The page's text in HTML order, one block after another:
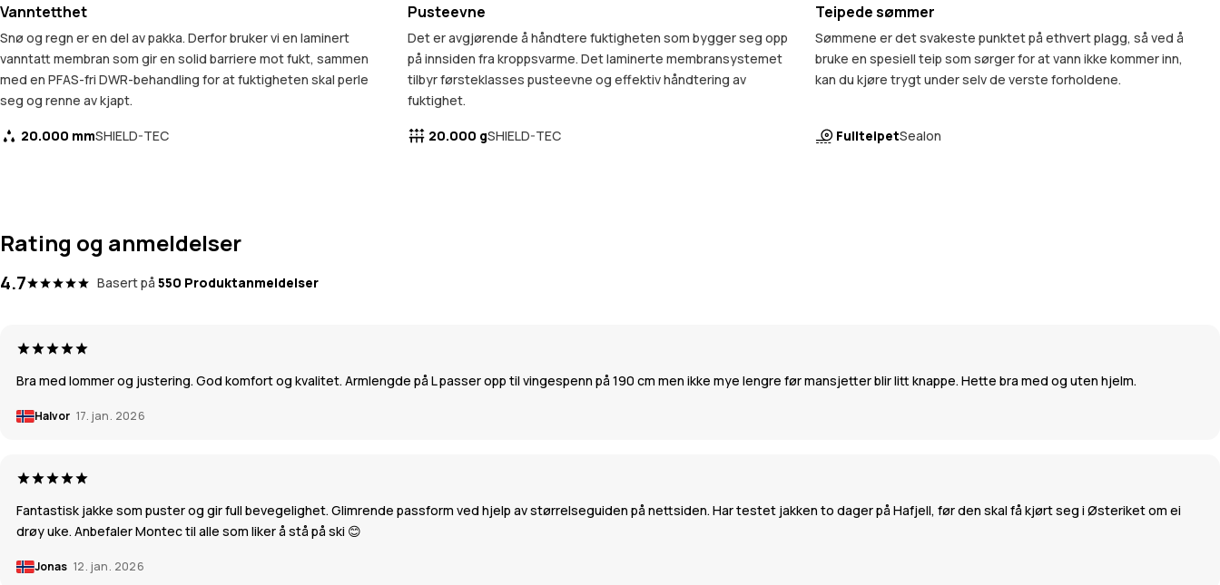
Vanntetthet
Snø og regn er en del av pakka. Derfor bruker vi en laminert
vanntatt membran som gir en solid barriere mot fukt, sammen
med en PFAS-fri DWR-behandling for at fuktigheten skal perle
seg og renne av kjapt.
20.000 mmSHIELD-TEC
Pusteevne
Det er avgjørende å håndtere fuktigheten som bygger seg opp
på innsiden fra kroppsvarme. Det laminerte membransystemet
tilbyr førsteklasses pusteevne og effektiv håndtering av
fuktighet.
20.000 gSHIELD-TEC
Teipede sømmer
Sømmene er det svakeste punktet på ethvert plagg, så ved å
bruke en spesiell teip som sørger for at vann ikke kommer inn,
kan du kjøre trygt under selv de verste forholdene.
FullteipetSealon
Rating og anmeldelser
4.7 Basert på 550 Produktanmeldelser
Bra med lommer og justering. God komfort og kvalitet. Armlengde på L passer opp til vingespenn på 190 cm men ikke mye lengre før mansjetter blir litt knappe. Hette bra med og uten hjelm.
Halvor 17. jan. 2026
Fantastisk jakke som puster og gir full bevegelighet. Glimrende passform ved hjelp av størrelseguiden på nettsiden. Har testet jakken to dager på Hafjell, før den skal få kjørt seg i Østeriket om ei
drøy uke. Anbefaler Montec til alle som liker å stå på ski 😊
Jonas 12. jan. 2026